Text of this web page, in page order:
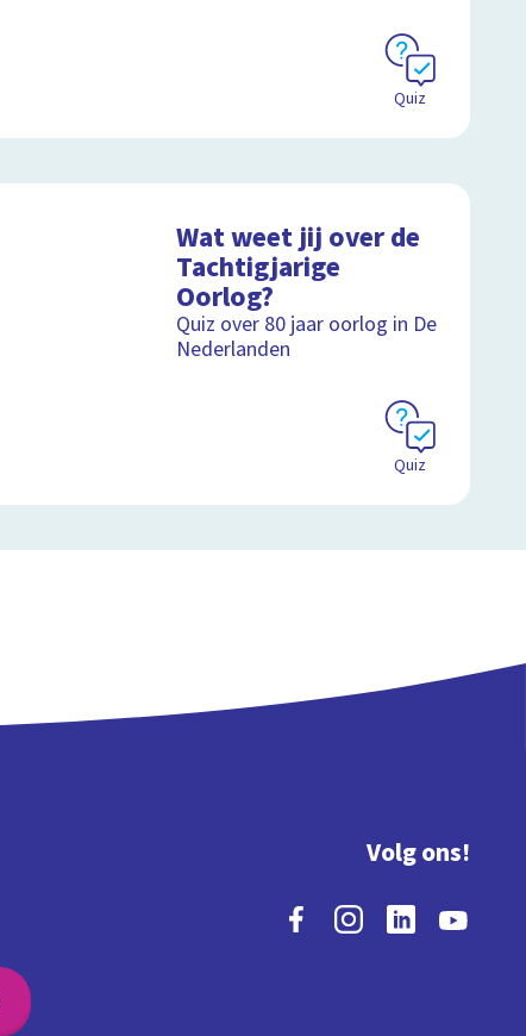
Quiz
Wat weet jij over de
Tachtigjarige
Oorlog?
Quiz over 80 jaar oorlog in De
Nederlanden
Quiz
Volg ons!